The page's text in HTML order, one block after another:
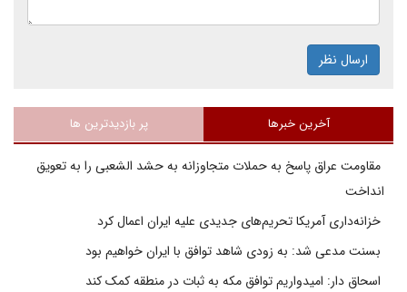
ارسال نظر
آخرین خبرها پر بازدیدترین ها
مقاومت عراق پاسخ به حملات متجاوزانه به حشد الشعبی را به تعویق
انداخت
خزانه‌داری آمریکا تحریم‌های جدیدی علیه ایران اعمال کرد
بسنت مدعی شد: به زودی شاهد توافق با ایران خواهیم بود
اسحاق دار: امیدواریم توافق مکه به ثبات در منطقه کمک کند